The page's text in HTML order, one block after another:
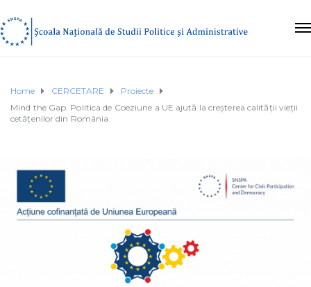
Home CERCETARE
Proiecte
Mind the Gap: Politica de Coeziune a UE ajută la creșterea calității vieții
cetățenilor din România